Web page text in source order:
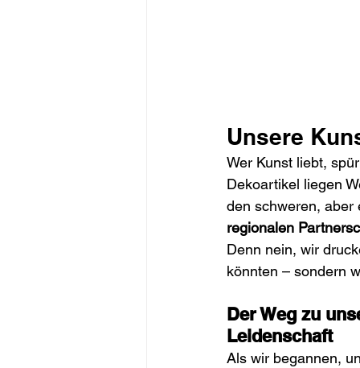
Unsere
Wer Kunst liebt,
Dekoartikel liegen
den schweren, aber
regionalen
Denn nein, wir
könnten – sondern
Der Weg zu
Leidenschaft
Als wir begannen,